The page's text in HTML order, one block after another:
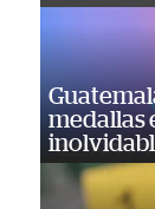
medallas